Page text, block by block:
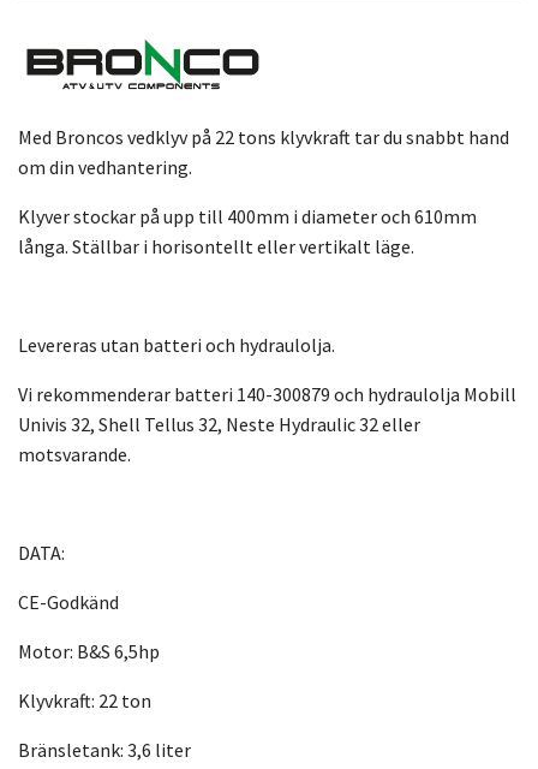
Med Broncos vedklyv på 22 tons klyvkraft tar du snabbt hand
om din vedhantering.
Klyver stockar på upp till 400mm i diameter och 610mm
långa. Ställbar i horisontellt eller vertikalt läge.
Levereras utan batteri och hydraulolja.
Vi rekommenderar batteri 140-300879 och hydraulolja Mobill
Univis 32, Shell Tellus 32, Neste Hydraulic 32 eller
motsvarande.
DATA:
CE-Godkänd
Motor: B&S 6,5hp
Klyvkraft: 22 ton
Bränsletank: 3,6 liter